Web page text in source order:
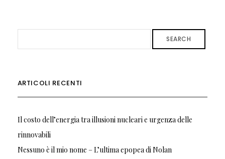
SEARCH
ARTICOLI RECENTI
Il costo dell’energia tra illusioni nucleari e urgenza delle
rinnovabili
Nessuno è il mio nome – L’ultima epopea di Nolan